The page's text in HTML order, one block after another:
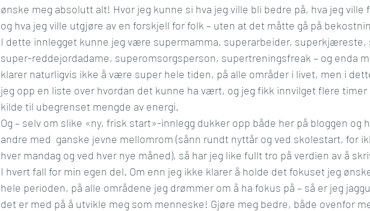
ønske meg absolutt alt! Hvor jeg kunne si hva jeg ville bli bedre på, hva jeg ville
og hva jeg ville utgjøre av en forskjell for folk – uten at det måtte gå på
I dette innlegget kunne jeg være supermamma, superarbeider, superkjæreste,
super-reddejordadame, superomsorgsperson, supertreningsfreak – og enda
klarer naturligvis ikke å være super hele tiden, på alle områder i livet, men i
jeg opp en liste over hvordan det kunne ha vært, og jeg fikk innvilget flere timer
kilde til ubegrenset mengde av energi.
Og – selv om slike «ny, frisk start»-innlegg dukker opp både her på bloggen og
andre med  ganske jevne mellomrom (sånn rundt nyttår og ved skolestart, for
hver mandag og ved hver nye måned), så har jeg like fullt tro på verdien av å
I hvert fall for min egen del. Om enn jeg ikke klarer å holde det fokuset jeg
hele perioden, på alle områdene jeg drømmer om å ha fokus på – så er jeg
det er med på å utvikle meg som menneske! Gjøre meg bedre, både ovenfor